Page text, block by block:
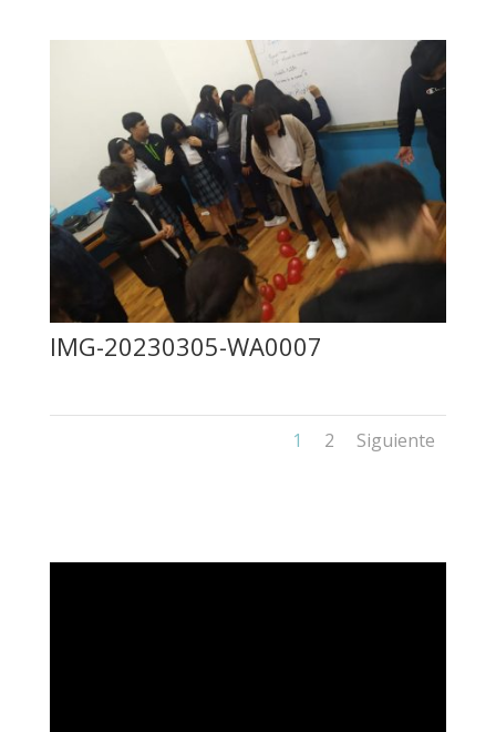
IMG-20230305-WA0007
1 2 Siguiente